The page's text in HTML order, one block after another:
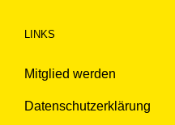
LINKS
Mitglied werden
Datenschutzerklärung